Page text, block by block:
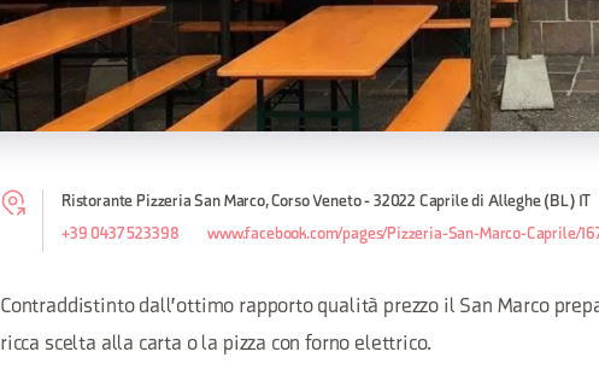
Ristorante Pizzeria San Marco, Corso Veneto - 32022 Caprile di Alleghe (BL) IT
+39 0437 523398 www.facebook.com/pages/Pizzeria-San-Marco-Caprile/
Contraddistinto dall'ottimo rapporto qualità prezzo il San Marco
ricca scelta alla carta o la pizza con forno elettrico.